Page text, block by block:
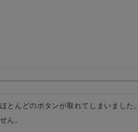
とんどのボタンが取れてしまいました。
ん。